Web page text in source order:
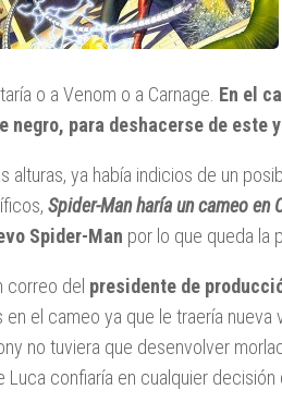
o a Venom o a Carnage. En el
negro, para deshacerse de este
alturas, ya había indicios de un
Spider-Man haría un cameo en
Spider-Man por lo que queda la
correo del presidente de
en el cameo ya que le traería
no tuviera que desenvolver
Luca confiaría en cualquier